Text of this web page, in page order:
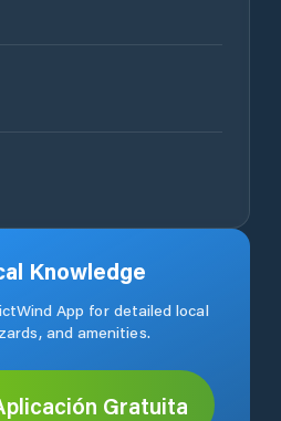
Knowledge
App for detailed local
and amenities.
Gratuita